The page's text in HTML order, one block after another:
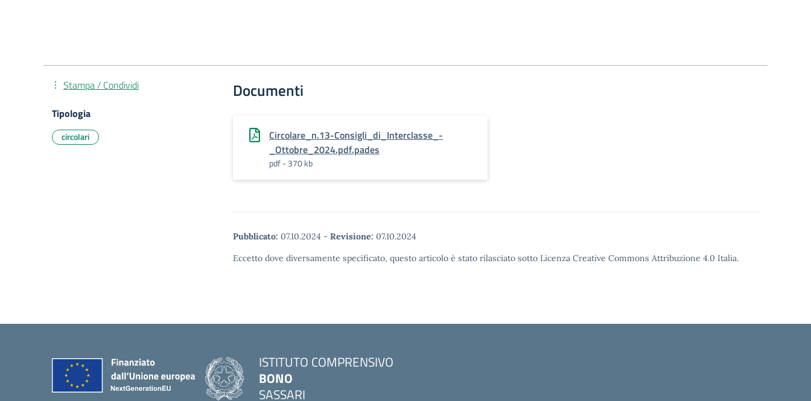
Documenti
Circolare_n.13-Consigli_di_Interclasse_-
_Ottobre_2024.pdf.pades
pdf - 370 kb
Pubblicato: 07.10.2024 - Revisione: 07.10.2024
Eccetto dove diversamente specificato, questo articolo è stato rilasciato sotto Licenza Creative Commons Attribuzione 4.0 Italia.
Stampa / Condividi
Tipologia
circolari
ISTITUTO COMPRENSIVO
BONO
SASSARI